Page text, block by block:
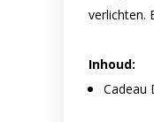
verlichten.
Inhoud:
Cadeau